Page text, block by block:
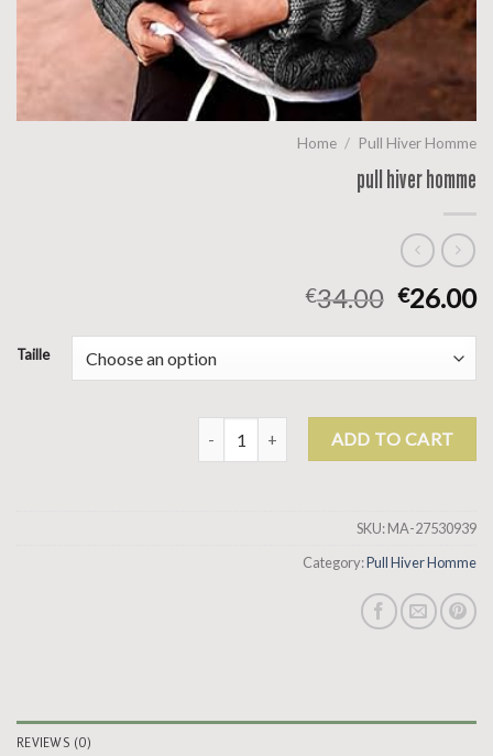
Home / Pull Hiver Homme
pull hiver homme
€34.00 €26.00
Taille
pull hiver homme quantityADD TO CART
SKU:MA-27530939
Category:Pull Hiver Homme
REVIEWS (0)